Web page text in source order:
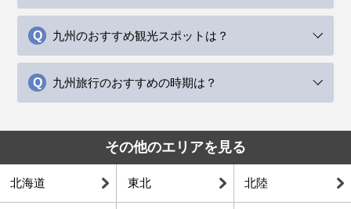
九州のおすすめ観光スポットは？
九州旅行のおすすめの時期は？
その他のエリアを見る
北海道 東北 北陸